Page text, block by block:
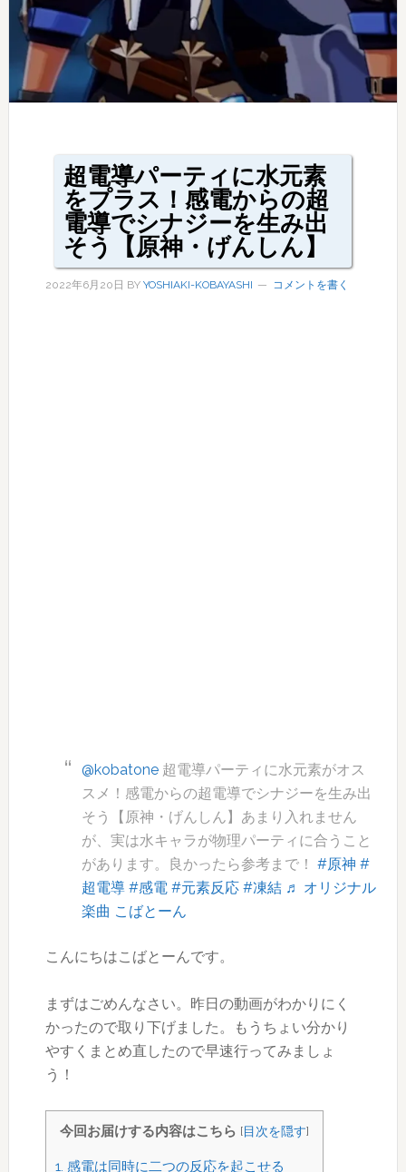
超電導パーティに水元素
をプラス！感電からの超
電導でシナジーを生み出
そう【原神・げんしん】
2022年6月20日 BY YOSHIAKI-KOBAYASHI コメントを書く
@kobatone超電導パーティに水元素がオス
スメ！感電からの超電導でシナジーを生み出
そう【原神・げんしん】あまり入れません
が、実は水キャラが物理パーティに合うこと
があります。良かったら参考まで！ #原神 #
超電導 #感電 #元素反応 #凍結 ♬ オリジナル
楽曲 こばとーん
こんにちはこばとーんです。
まずはごめんなさい。昨日の動画がわかりにく
かったので取り下げました。もうちょい分かり
やすくまとめ直したので早速行ってみましょ
う！
今回お届けする内容はこちら [目次を隠す]
1. 感電は同時に二つの反応を起こせる